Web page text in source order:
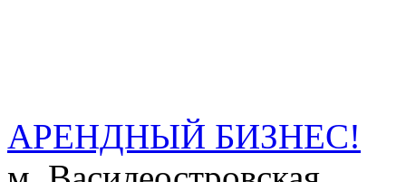
АРЕНДНЫЙ БИЗНЕС!